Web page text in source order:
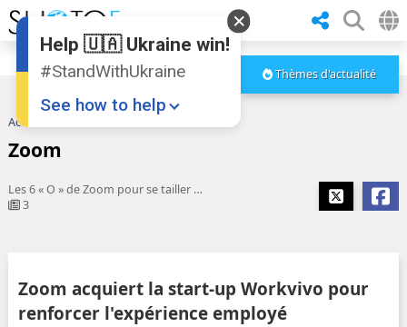
Thèmes d'actualité
Accueil
Zoom
Les 6 « O » de Zoom pour se tailler une place face à Teams
3
Zoom acquiert la start-up Workvivo pour
renforcer l'expérience employé
Help 🇺🇦 Ukraine win!
#StandWithUkraine
See how to help
Support Ukraine
❤